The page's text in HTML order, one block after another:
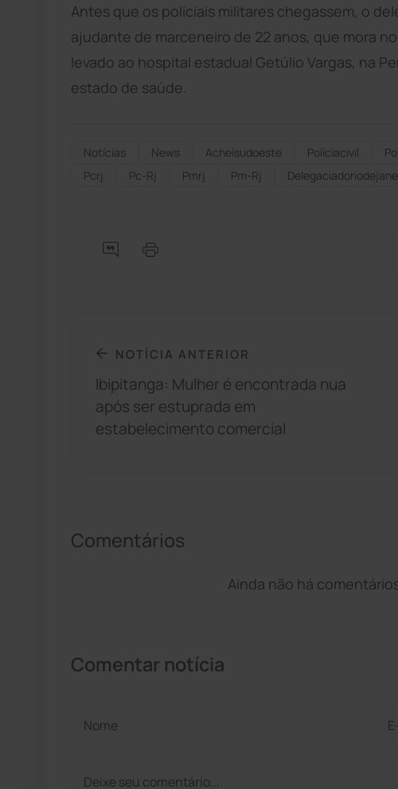
Antes que os policiais militares chegassem, o
ajudante de marceneiro de 22 anos, que mora
levado ao hospital estadual Getúlio Vargas, na
estado de saúde.
Notícias News Acheisudoeste Políciacivil
Pcrj
Pc-Rj Pmrj Pm-Rj
NOTÍCIA ANTERIOR
Ibipitanga: Mulher é encontrada nua
após ser estuprada em
estabelecimento comercial
Comentários
Ainda não há
Comentar notícia